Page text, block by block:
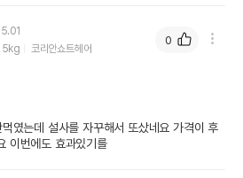
5kg 코리안쇼트헤어
였는데 설사를 자꾸해서 또샀네요 가격이 후
이번에도 효과있기를
0